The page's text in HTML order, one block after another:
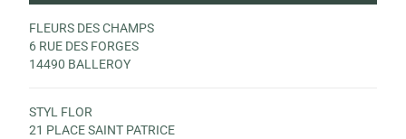
FLEURS DES CHAMPS
6 RUE DES FORGES
14490 BALLEROY
STYL FLOR
21 PLACE SAINT PATRICE